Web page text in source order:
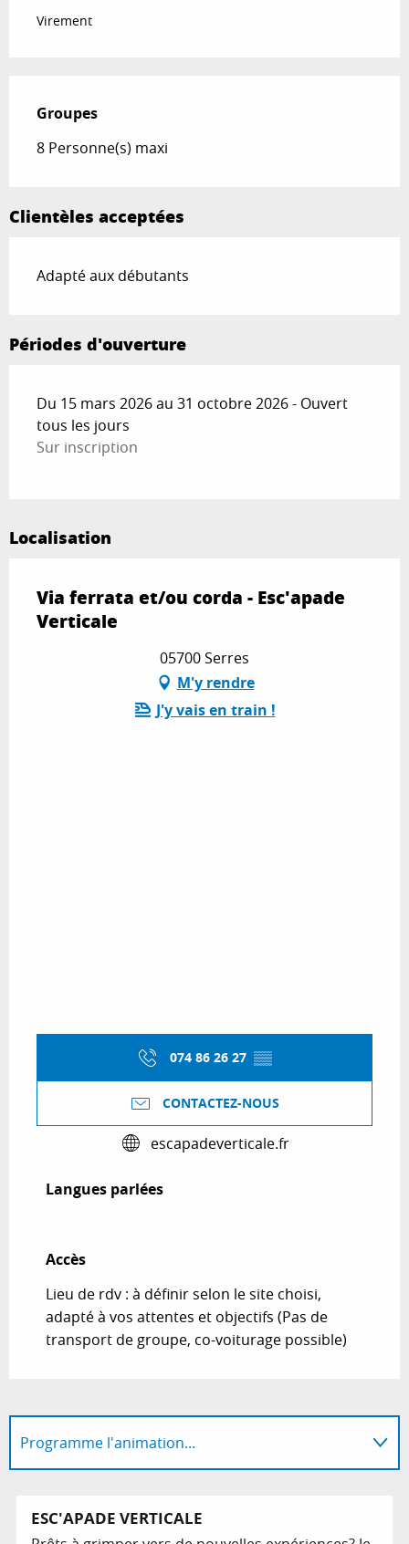
Virement
Groupes
Groupes
8 Personne(s) maxi
Clientèles acceptées
Adapté aux débutants
Périodes d'ouverture
Du 15 mars 2026 au 31 octobre 2026 - Ouvert
tous les jours
Sur inscription
Localisation
Via ferrata et/ou corda - Esc'apade
Verticale
05700 Serres
M'y rendre
J'y vais en train !
074 86 26 27 ▒▒
CONTACTEZ-NOUS
escapadeverticale.fr
Langues parlées
Langues parlées
Accès
Accès
Lieu de rdv : à définir selon le site choisi,
adapté à vos attentes et objectifs (Pas de
transport de groupe, co-voiturage possible)
Programme l'animation...
ESC'APADE VERTICALE